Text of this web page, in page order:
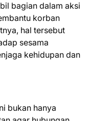
bagian dalam aksi
korban
hal tersebut
sesama
kehidupan dan
bukan hanya